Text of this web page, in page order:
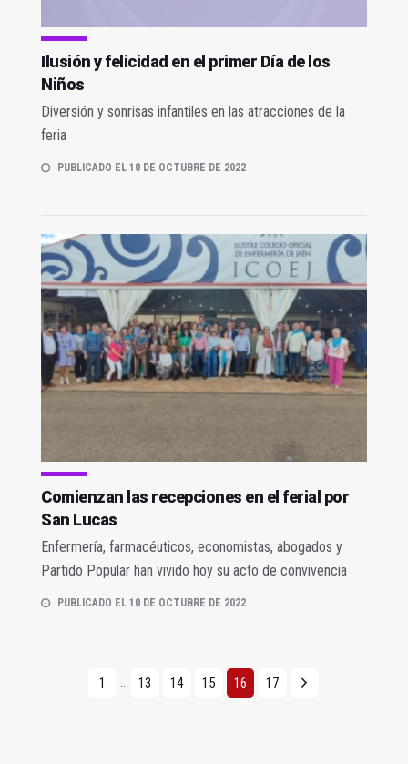
Ilusión y felicidad en el primer Día de los
Niños
Diversión y sonrisas infantiles en las atracciones de la
feria
PUBLICADO EL 10 DE OCTUBRE DE 2022
Comienzan las recepciones en el ferial por
San Lucas
Enfermería, farmacéuticos, economistas, abogados y
Partido Popular han vivido hoy su acto de convivencia
PUBLICADO EL 10 DE OCTUBRE DE 2022
1 13 14 15 16 17